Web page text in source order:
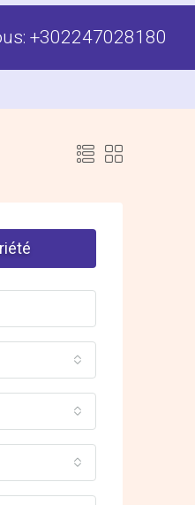
+302247028180